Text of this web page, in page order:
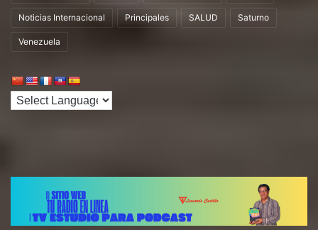
Noticias Internacional Principales SALUD Saturno
Venezuela